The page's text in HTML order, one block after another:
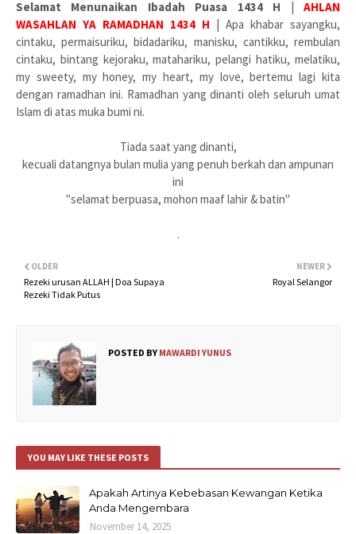
Selamat Menunaikan Ibadah Puasa 1434 H |AHLAN
WASAHLAN YA RAMADHAN 1434 H | Apa khabar sayangku,
cintaku, permaisuriku, bidadariku, manisku, cantikku, rembulan
cintaku, bintang kejoraku, matahariku, pelangi hatiku, melatiku,
my sweety, my honey, my heart, my love, bertemu lagi kita
dengan ramadhan ini. Ramadhan yang dinanti oleh seluruh umat
Islam di atas muka bumi ni.
Tiada saat yang dinanti,
kecuali datangnya bulan mulia yang penuh berkah dan ampunan
ini
"selamat berpuasa, mohon maaf lahir & batin"
.
NEWER
Royal Selangor
OLDER
Rezeki urusan ALLAH | Doa Supaya
Rezeki Tidak Putus
POSTED BY MAWARDI YUNUS
YOU MAY LIKE THESE POSTS
Apakah Artinya Kebebasan Kewangan Ketika
Anda Mengembara
November 14, 2025